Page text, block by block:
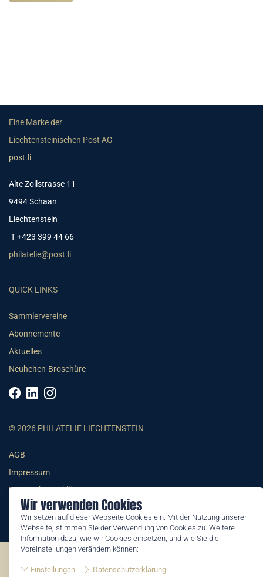
Wir verwenden Cookies
Wir setzen auf dieser Webseite Cookies ein. Mit der Nutzung unserer
Webseite, stimmen Sie der Verwendung von Cookies zu. Weitere
Information dazu, wie wir Cookies einsetzen, und wie Sie die
Voreinstellungen verändern können:
Einstellungen Datenschutzerklärung
Eine Marke der
Liechtensteinischen Post AG
post.li
Alte Zollstrasse 11
9494 Schaan
Liechtenstein
T +423 399 44 66
philatelie@post.li
QUICK LINKS
Sammlervereine
Abonnemente
Aktuelles
Neuheiten-Broschüre
© 2026 PHILATELIE LIECHTENSTEIN
AGB
Impressum
Datenschutzerklärung